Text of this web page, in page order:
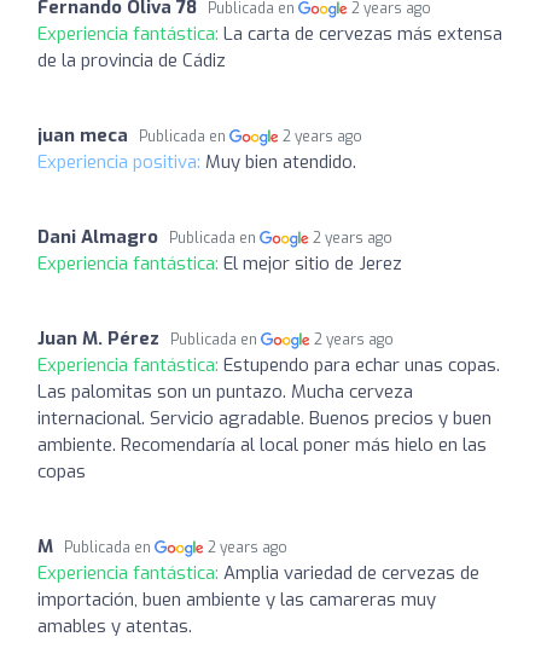
Fernando Oliva 78 Publicada en 2 years ago
Experiencia fantástica: La carta de cervezas más extensa
de la provincia de Cádiz
juan meca Publicada en 2 years ago
Experiencia positiva: Muy bien atendido.
Dani Almagro Publicada en 2 years ago
Experiencia fantástica: El mejor sitio de Jerez
Juan M. Pérez Publicada en 2 years ago
Experiencia fantástica: Estupendo para echar unas copas.
Las palomitas son un puntazo. Mucha cerveza
internacional. Servicio agradable. Buenos precios y buen
ambiente. Recomendaría al local poner más hielo en las
copas
M Publicada en 2 years ago
Experiencia fantástica: Amplia variedad de cervezas de
importación, buen ambiente y las camareras muy
amables y atentas.